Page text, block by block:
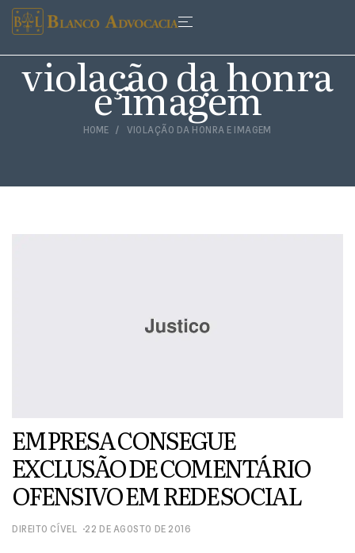
HOME VIOLAÇÃO DA HONRA E IMAGEM
violação da honra
e imagem
EMPRESA CONSEGUE
EXCLUSÃO DE COMENTÁRIO
OFENSIVO EM REDE SOCIAL
DIREITO CÍVEL 22 DE AGOSTO DE 2016